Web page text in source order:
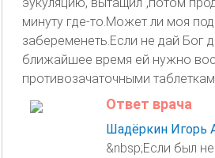
минуту где-то.Может ли моя
забеременеть.Если не дай Бог
ближайшее время ей нужно
противозачаточными
Ответ врача
Шадёркин Игорь
&nbsp;Если был